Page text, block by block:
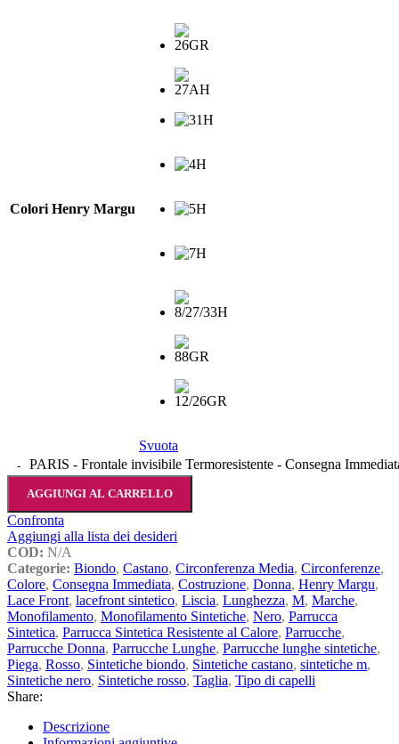
Colori Henry Margu
Svuota
PARIS - Frontale invisibile Termoresistente - Consegna
AGGIUNGI AL CARRELLO
Confronta
Aggiungi alla lista dei desideri
COD: N/A
Categorie: Biondo, Castano, Circonferenza Media, Circonferenze,
Colore, Consegna Immediata, Costruzione, Donna, Henry Margu,
Lace Front, lacefront sintetico, Liscia, Lunghezza, M, Marche,
Monofilamento, Monofilamento Sintetiche, Nero, Parrucca
Sintetica, Parrucca Sintetica Resistente al Calore, Parrucche,
Parrucche Donna, Parrucche Lunghe, Parrucche lunghe sintetiche,
Piega, Rosso, Sintetiche biondo, Sintetiche castano, sintetiche m,
Sintetiche nero, Sintetiche rosso, Taglia, Tipo di capelli
Share:
Descrizione